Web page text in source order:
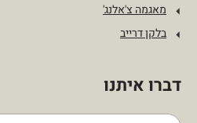
מאגמה צ'אלנג'
בלקן דרייב
דברו איתנו